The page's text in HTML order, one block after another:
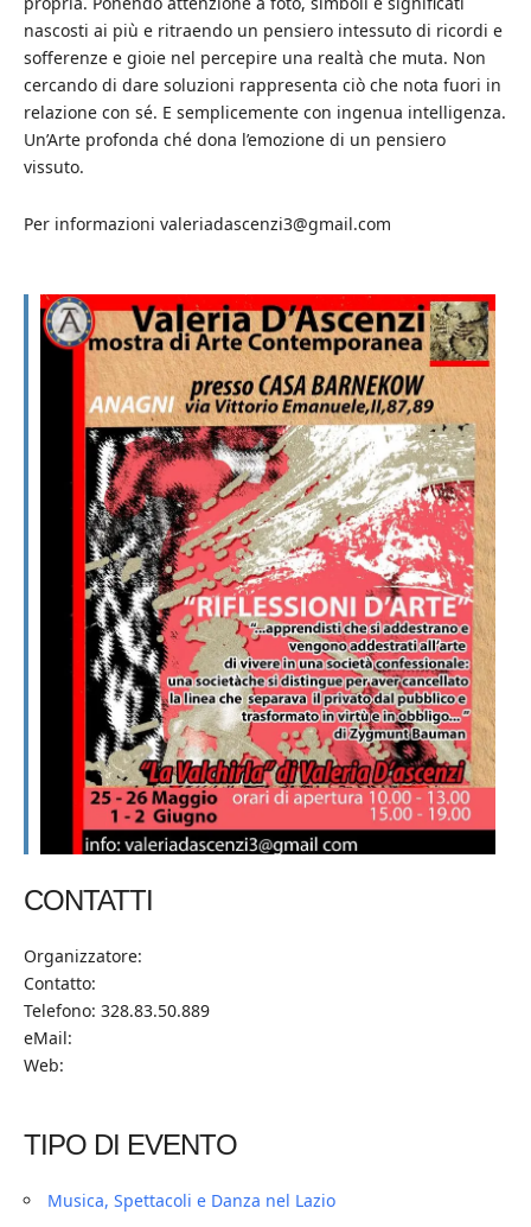
nascosti ai più e ritraendo un pensiero intessuto di ricordi e
sofferenze e gioie nel percepire una realtà che muta. Non
cercando di dare soluzioni rappresenta ciò che nota fuori in
relazione con sé. E semplicemente con ingenua intelligenza.
Un’Arte profonda ché dona l’emozione di un pensiero
vissuto.
Per informazioni valeriadascenzi3@gmail.com
CONTATTI
Organizzatore:
Contatto:
Telefono: 328.83.50.889
eMail:
Web:
TIPO DI EVENTO
Musica, Spettacoli e Danza nel Lazio